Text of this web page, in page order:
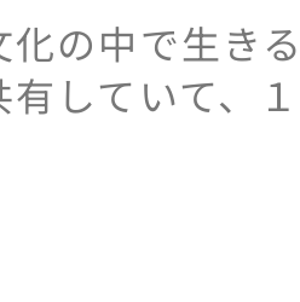
の中で生き
していて、